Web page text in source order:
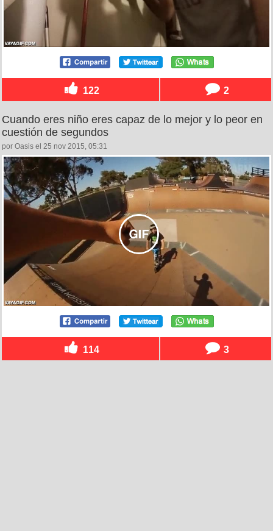
122 2
Cuando eres niño eres capaz de lo mejor y lo peor en
cuestión de segundos
por Oasis el 25 nov 2015, 05:31
114 3